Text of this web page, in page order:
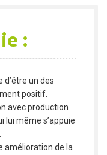
:
d’être un des
positif.
avec production
lui même s’appuie
amélioration de la